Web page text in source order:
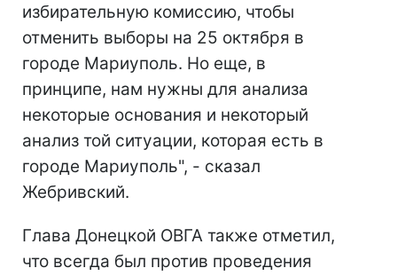
избирательную комиссию, чтобы
отменить выборы на 25 октября в
городе Мариуполь. Но еще, в
принципе, нам нужны для анализа
некоторые основания и некоторый
анализ той ситуации, которая есть в
городе Мариуполь", - сказал
Жебривский.
Глава Донецкой ОВГА также отметил,
что всегда был против проведения